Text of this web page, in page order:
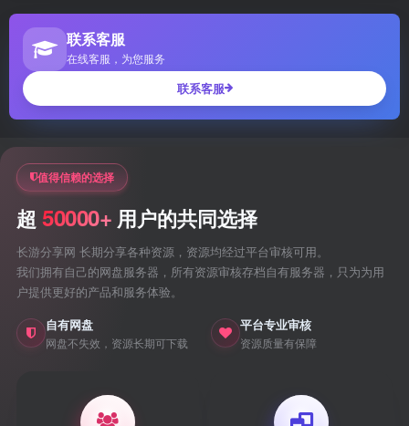
联系客服
在线客服，为您服务
联系客服
值得信赖的选择
超 50000+ 用户的共同选择
长游分享网 长期分享各种资源，资源均经过平台审核可用。
我们拥有自己的网盘服务器，所有资源审核存档自有服务器，只为为用
户提供更好的产品和服务体验。
自有网盘
网盘不失效，资源长期可下载
平台专业审核
资源质量有保障